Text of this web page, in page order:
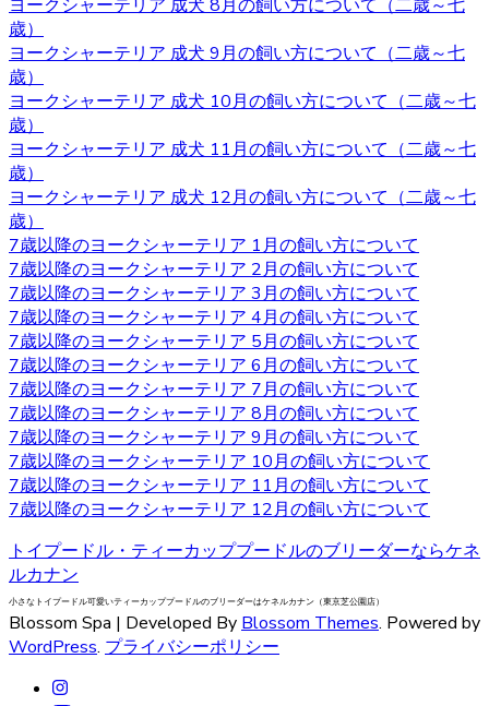
た犬もいますが、しつけで矯正できるので心配はいりませ
ん。しつけやヨークシャーテリアについてお悩みの際は、
是非当店にご相談下さい。
2020.9.25
小型犬の中でも特に有名なヨークシャーテリアはヨークや
ヨーキーといった愛称で広く親しまれています。 非常に細
い被毛を持ちながら、シングルコートであり抜け毛が少な
いなどの特徴があります。垂れ下がるほど長い被毛が挙げ
られ、カットの仕方によって雰囲気が違ってきます。被毛
を伸ばし続ける場合はラッピングという、長い被毛をひと
まとめにくくる必要があり、色々なおしゃれを楽しめ流の
も人気の一つです。被毛を伸ばし続ける場合はラッピング
を行い、長い被毛をひとまとめにくくる必要があります。
ヨークシャーテリアの購入をお考えの際は、是非当店にご
相談下さい。
2020.9.18
ベベドールはヨークシャテリア専門のブリーダーです。飼
い主様へお引き渡す前から、しっかり育成としつけを行っ
ております。アフターフォローもお任せください！安心し
てワンちゃんと過ごせるよう。精一杯サポートさせていた
だきます。ヨークシャテリアのご購入を検討されている方
は、ウェブサイトの写真だけでは伝わらない、ワンちゃん
の可愛さを是非見て頂きたいです。見学ご希望の際は、お
気軽にご相談くださいませ。
2020.9.11
ヨークシャーテリア 成犬 8月の飼い方について（二歳～七
歳）
ヨークシャーテリア 成犬 9月の飼い方について（二歳～七
歳）
ヨークシャーテリア 成犬 10月の飼い方について（二歳～七
歳）
ヨークシャーテリア 成犬 11月の飼い方について（二歳～七
歳）
ヨークシャーテリア 成犬 12月の飼い方について（二歳～七
歳）
7歳以降のヨークシャーテリア 1月の飼い方について
7歳以降のヨークシャーテリア 2月の飼い方について
7歳以降のヨークシャーテリア 3月の飼い方について
7歳以降のヨークシャーテリア 4月の飼い方について
7歳以降のヨークシャーテリア 5月の飼い方について
7歳以降のヨークシャーテリア 6月の飼い方について
7歳以降のヨークシャーテリア 7月の飼い方について
7歳以降のヨークシャーテリア 8月の飼い方について
7歳以降のヨークシャーテリア 9月の飼い方について
7歳以降のヨークシャーテリア 10月の飼い方について
7歳以降のヨークシャーテリア 11月の飼い方について
7歳以降のヨークシャーテリア 12月の飼い方について
トイプードル・ティーカッププードルのブリーダーならケネ
ルカナン
小さなトイプードル可愛いティーカッププードルのブリーダーはケネルカナン（東京芝公園店）
Blossom Spa | Developed ByBlossom Themes. Powered by
WordPress. プライバシーポリシー